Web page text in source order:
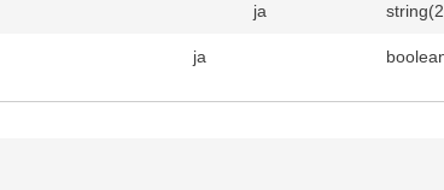
ja
ja